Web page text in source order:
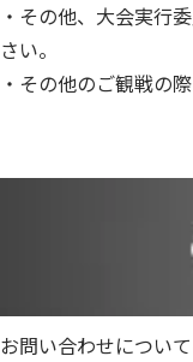
・その他、大会実行
さい。
・その他のご観戦の
お問い合わせについ